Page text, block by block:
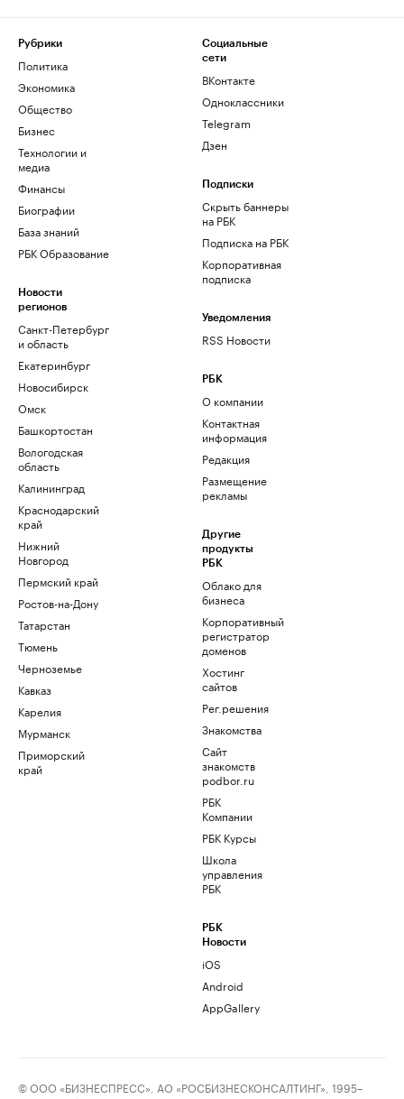
Рубрики
Политика
Экономика
Общество
Бизнес
Технологии и
медиа
Финансы
Биографии
База знаний
РБК Образование
Новости
регионов
Санкт-Петербург
и область
Екатеринбург
Новосибирск
Омск
Башкортостан
Вологодская
область
Калининград
Краснодарский
край
Нижний
Новгород
Пермский край
Ростов-на-Дону
Татарстан
Тюмень
Черноземье
Кавказ
Карелия
Мурманск
Приморский
край
Социальные
сети
ВКонтакте
Одноклассники
Telegram
Дзен
Подписки
Скрыть баннеры
на РБК
Подписка на РБК
Корпоративная
подписка
Уведомления
RSS Новости
РБК
О компании
Контактная
информация
Редакция
Размещение
рекламы
Другие
продукты
РБК
Облако для
бизнеса
Корпоративный
регистратор
доменов
Хостинг
сайтов
Рег.решения
Знакомства
Сайт
знакомств
podbor.ru
РБК
Компании
РБК Курсы
Школа
управления
РБК
РБК
Новости
iOS
Android
AppGallery
© ООО «БИЗНЕСПРЕСС», АО «РОСБИЗНЕСКОНСАЛТИНГ», 1995–